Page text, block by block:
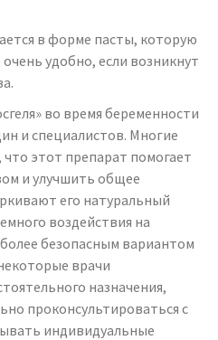
в форме пасты, которую
удобно, если возникнут
во время беременности
и специалистов. Многие
этот препарат помогает
и улучшить общее
его натуральный
воздействия на
безопасным вариантом
врачи
назначения,
проконсультироваться с
индивидуальные